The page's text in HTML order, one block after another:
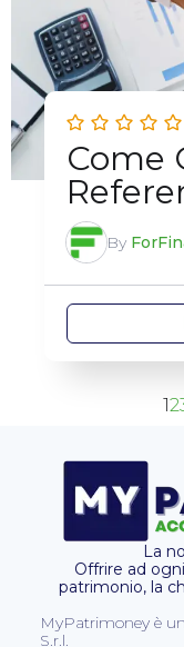
Come
By
12
La
Offrire ad
patrimonio, la
MyPatrimoney è
S.r.l.